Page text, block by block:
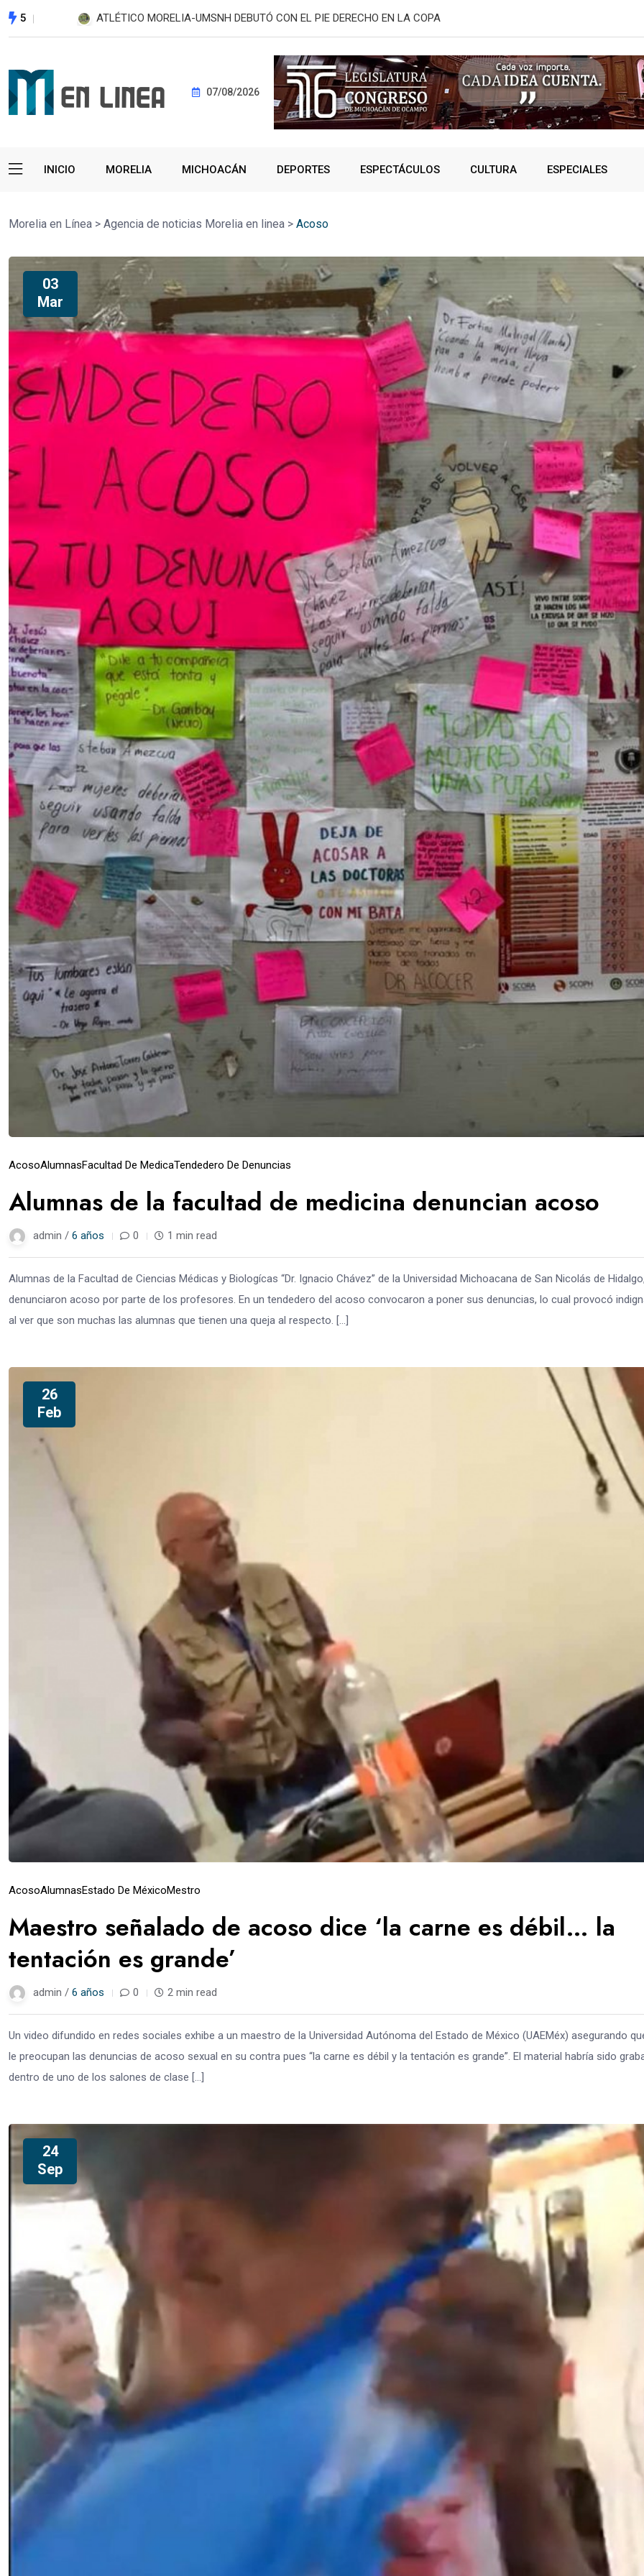
5 RINDE PROTESTA DIRECTORA DE LA PREPARATORIA “GRAL. LÁZARO CÁRDENAS”; YARABÍ
07/08/2026
INICIO MORELIA MICHOACÁN DEPORTES ESPECTÁCULOS CULTURA ESPECIALES
Morelia en Línea > Agencia de noticias Morelia en linea > Acoso
03
Mar
AcosoAlumnasFacultad De MedicaTendedero De Denuncias
Alumnas de la facultad de medicina denuncian acoso
admin / 6 años 0 1 min read
Alumnas de la Facultad de Ciencias Médicas y Biologícas “Dr. Ignacio Chávez” de la Universidad Michoacana de San Nicolás de
denunciaron acoso por parte de los profesores. En un tendedero del acoso convocaron a poner sus denuncias, lo cual provocó
al ver que son muchas las alumnas que tienen una queja al respecto. […]
26
Feb
AcosoAlumnasEstado De MéxicoMestro
Maestro señalado de acoso dice ‘la carne es débil… la
tentación es grande’
admin / 6 años 0 2 min read
Un video difundido en redes sociales exhibe a un maestro de la Universidad Autónoma del Estado de México (UAEMéx) asegurando
le preocupan las denuncias de acoso sexual en su contra pues “la carne es débil y la tentación es grande”. El material habría sido
dentro de uno de los salones de clase […]
24
Sep